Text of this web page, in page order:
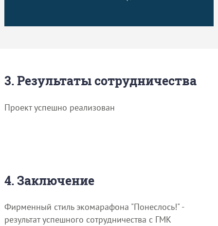
3. Результаты сотрудничества
Проект успешно реализован
4. Заключение
Фирменный стиль экомарафона "Понеслось!" -
результат успешного сотрудничества с ГМК